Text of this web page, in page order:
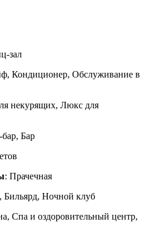
зал
Кондиционер, Обслуживание в
некурящих, Люкс для
Бар
: Прачечная
Бильярд, Ночной клуб
Спа и оздоровительный центр,